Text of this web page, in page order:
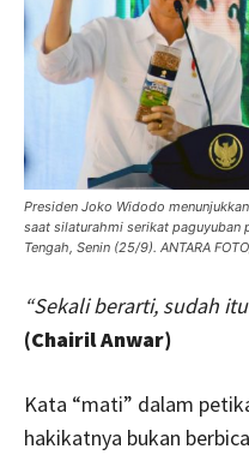
Presiden Joko Widodo
saat silaturahmi serikat paguyuban
Tengah, Senin (25/9). ANTARA
“Sekali berarti, sudah
(Chairil Anwar)
Kata “mati” dalam
hakikatnya bukan